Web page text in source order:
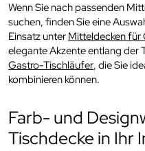
Wenn Sie nach passenden
suchen, finden Sie eine
Einsatz unter Mitteldecken für
elegante Akzente entlang der
Gastro-Tischläufer, die Sie
kombinieren können.
Farb- und
Tischdecke in Ihr